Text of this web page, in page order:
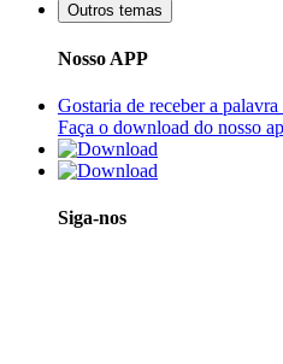
Outros temas
Nosso APP
Gostaria de receber a
Faça o download do nosso
Siga-nos